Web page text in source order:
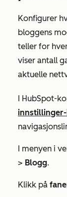
Konfigurer
bloggens
teller for
viser antall
aktuelle
I HubSpot-
I menyen i
> Blogg.
Klikk på